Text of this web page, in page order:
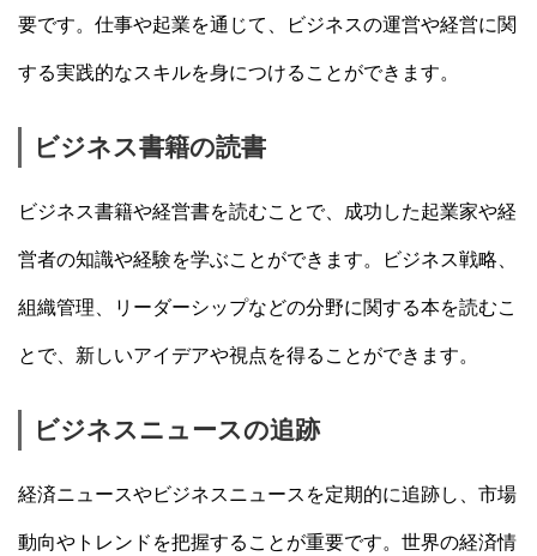
要です。仕事や起業を通じて、ビジネスの運営や経営に関
する実践的なスキルを身につけることができます。
ビジネス書籍の読書
ビジネス書籍や経営書を読むことで、成功した起業家や経
営者の知識や経験を学ぶことができます。ビジネス戦略、
組織管理、リーダーシップなどの分野に関する本を読むこ
とで、新しいアイデアや視点を得ることができます。
ビジネスニュースの追跡
経済ニュースやビジネスニュースを定期的に追跡し、市場
動向やトレンドを把握することが重要です。世界の経済情